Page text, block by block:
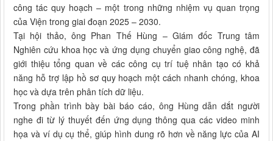
công tác quy hoạch – một trong những nhiệm vụ quan trọng
của Viện trong giai đoạn 2025 – 2030.
Tại hội thảo, ông Phan Thế Hùng – Giám đốc Trung tâm
Nghiên cứu khoa học và ứng dụng chuyển giao công nghệ, đã
giới thiệu tổng quan về các công cụ trí tuệ nhân tạo có khả
năng hỗ trợ lập hồ sơ quy hoạch một cách nhanh chóng, khoa
học và dựa trên phân tích dữ liệu.
Trong phần trình bày bài báo cáo, ông Hùng dẫn dắt người
nghe đi từ lý thuyết đến ứng dụng thông qua các video minh
họa và ví dụ cụ thể, giúp hình dung rõ hơn về năng lực của AI